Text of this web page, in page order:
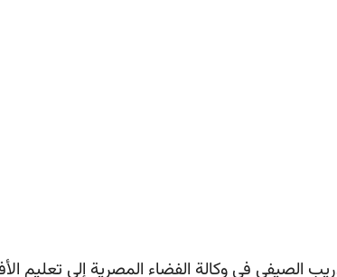
الصيفي في وكالة الفضاء المصرية إلى تعليم